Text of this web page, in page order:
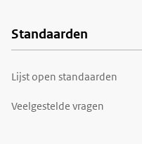
Voet
Standaarden
Lijst open standaarden
Veelgestelde vragen